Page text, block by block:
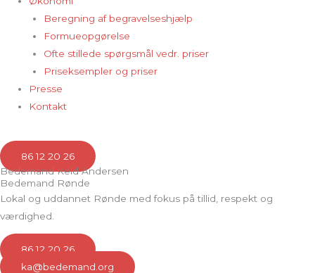
Beregning af begravelseshjælp
Formueopgørelse
Ofte stillede spørgsmål vedr. priser
Priseksempler og priser
Presse
Kontakt
86 12 20 26
Bedemand Keld Andersen
Bedemand Rønde
Lokal og uddannet Rønde med fokus på tillid, respekt og
værdighed.
86 12 20 26
ka@bedemand.org